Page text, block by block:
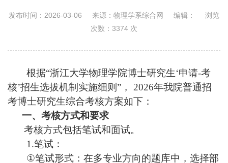
发布时间：2026-03-06 来源：物理学系综合网 编辑：
浏览
次数： 3374 次
根据“浙江大学物理学院博士研究生‘申请-考
核’招生选拔机制实施细则 ” ， 2026年我院普通招
考博士研究生综合考核方案如下：
一、考核方式和要求
考核方式包括笔试和面试。
1.笔试：
①笔试形式：在多专业方向的题库中，选择部